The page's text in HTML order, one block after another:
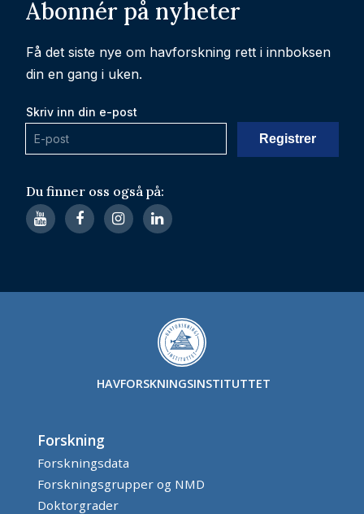
Du finner oss også på:
Abonnér på nyheter
Få det siste nye om havforskning rett i innboksen
din en gang i uken.
Skriv inn din e-post
HAVFORSKNINGSINSTITUTTET
Forskning
Forskningsdata
Forskningsgrupper og NMD
Doktorgrader